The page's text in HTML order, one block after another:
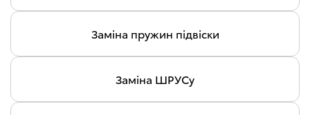
Заміна пружин підвіски
Заміна ШРУСу